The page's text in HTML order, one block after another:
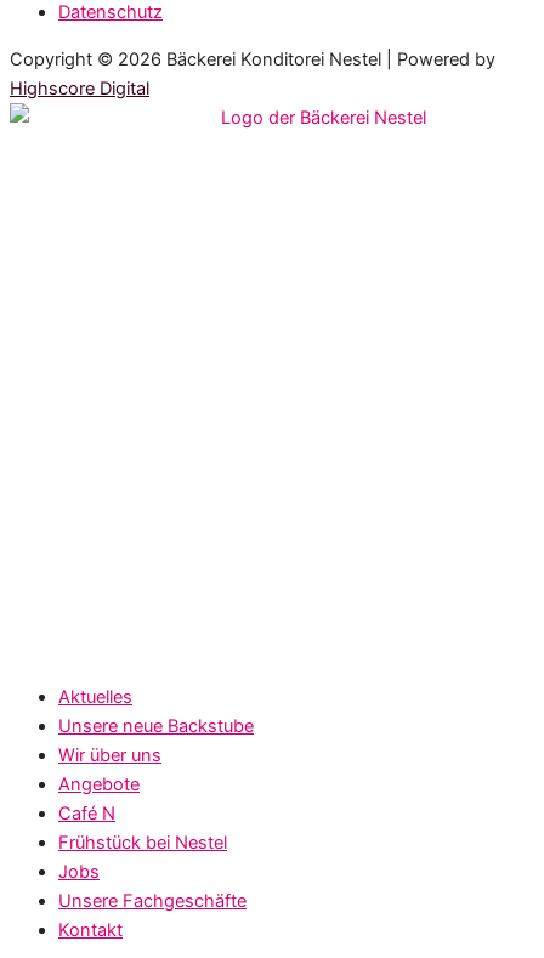
Datenschutz
Copyright © 2026 Bäckerei Konditorei Nestel | Powered by
Highscore Digital
Aktuelles
Unsere neue Backstube
Wir über uns
Angebote
Café N
Frühstück bei Nestel
Jobs
Unsere Fachgeschäfte
Kontakt